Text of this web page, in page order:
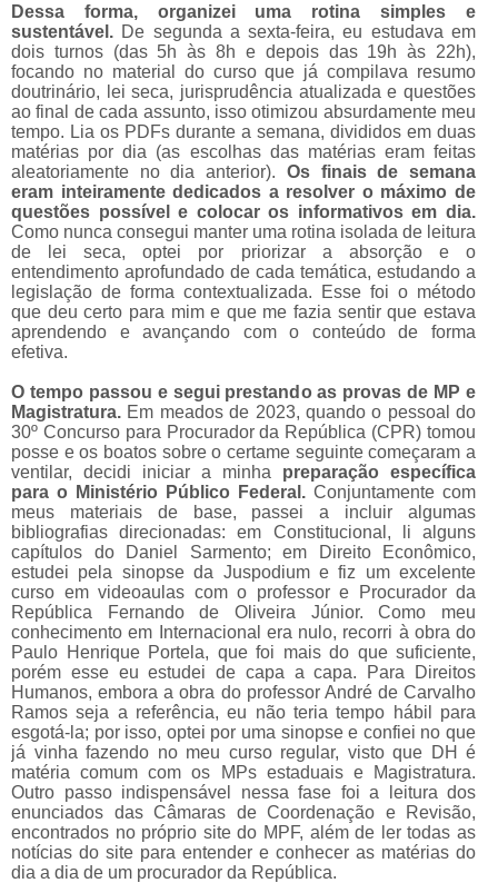
Dessa forma, organizei uma rotina simples e
sustentável. De segunda a sexta-feira, eu estudava em
dois turnos (das 5h às 8h e depois das 19h às 22h),
focando no material do curso que já compilava resumo
doutrinário, lei seca, jurisprudência atualizada e questões
ao final de cada assunto, isso otimizou absurdamente meu
tempo. Lia os PDFs durante a semana, divididos em duas
matérias por dia (as escolhas das matérias eram feitas
aleatoriamente no dia anterior). Os finais de semana
eram inteiramente dedicados a resolver o máximo de
questões possível e colocar os informativos em dia.
Como nunca consegui manter uma rotina isolada de leitura
de lei seca, optei por priorizar a absorção e o
entendimento aprofundado de cada temática, estudando a
legislação de forma contextualizada. Esse foi o método
que deu certo para mim e que me fazia sentir que estava
aprendendo e avançando com o conteúdo de forma
efetiva.
O tempo passou e segui prestando as provas de MP e
Magistratura. Em meados de 2023, quando o pessoal do
30º Concurso para Procurador da República (CPR) tomou
posse e os boatos sobre o certame seguinte começaram a
ventilar, decidi iniciar a minha preparação específica
para o Ministério Público Federal. Conjuntamente com
meus materiais de base, passei a incluir algumas
bibliografias direcionadas: em Constitucional, li alguns
capítulos do Daniel Sarmento; em Direito Econômico,
estudei pela sinopse da Juspodium e fiz um excelente
curso em videoaulas com o professor e Procurador da
República Fernando de Oliveira Júnior. Como meu
conhecimento em Internacional era nulo, recorri à obra do
Paulo Henrique Portela, que foi mais do que suficiente,
porém esse eu estudei de capa a capa. Para Direitos
Humanos, embora a obra do professor André de Carvalho
Ramos seja a referência, eu não teria tempo hábil para
esgotá-la; por isso, optei por uma sinopse e confiei no que
já vinha fazendo no meu curso regular, visto que DH é
matéria comum com os MPs estaduais e Magistratura.
Outro passo indispensável nessa fase foi a leitura dos
enunciados das Câmaras de Coordenação e Revisão,
encontrados no próprio site do MPF, além de ler todas as
notícias do site para entender e conhecer as matérias do
dia a dia de um procurador da República.